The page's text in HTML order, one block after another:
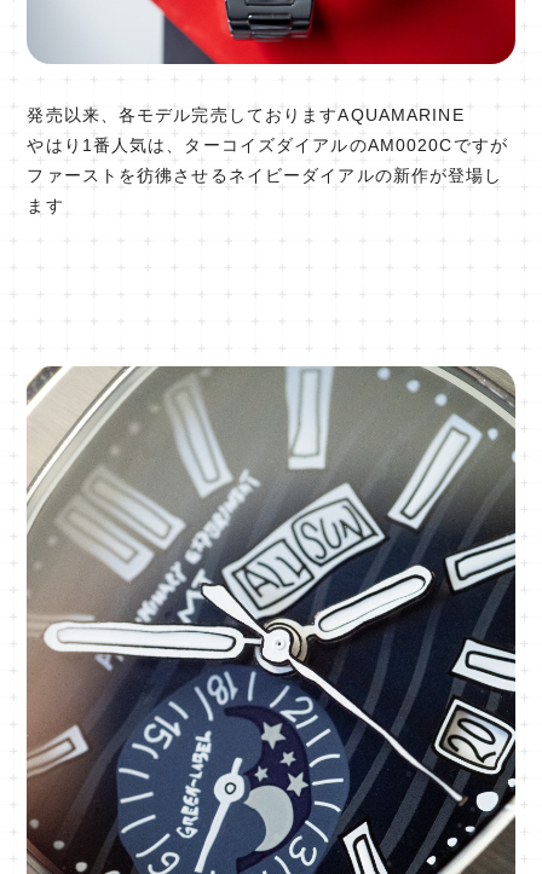
発売以来、各モデル完売しておりますAQUAMARINE
やはり1番人気は、ターコイズダイアルのAM0020Cですが
ファーストを彷彿させるネイビーダイアルの新作が登場し
ます